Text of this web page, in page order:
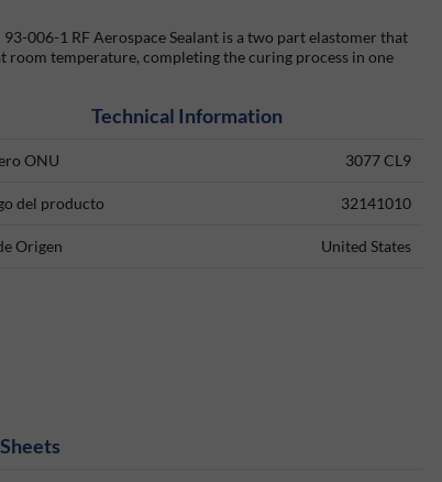
006-1 RF Aerospace Sealant is a two part elastomer that
room temperature, completing the curing process in one
Technical Information
ONU 3077 CL9
del producto 32141010
Origen United States